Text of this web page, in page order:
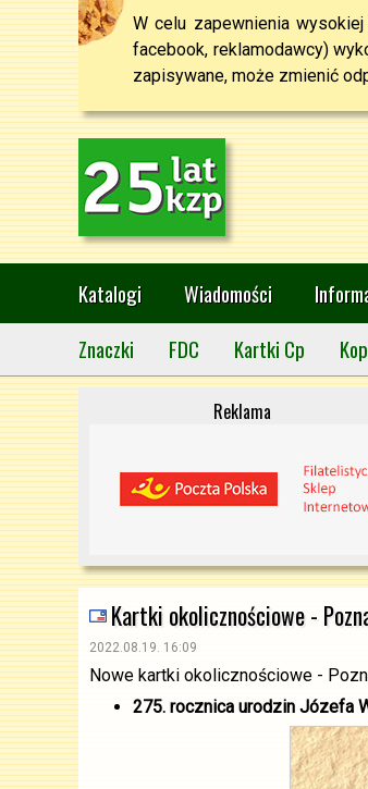
W celu zapewnienia
facebook, reklamodawcy)
zapisywane, może zmienić
Katalogi Wiadomości
Znaczki
FDC Kartki Cp
Reklama
Kartki okolicznościowe -
2022.08.19. 16:09
Nowe kartki okolicznościowe -
275. rocznica urodzin Józefa